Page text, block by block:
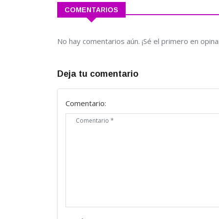
COMENTARIOS
No hay comentarios aún. ¡Sé el primero en
Deja tu comentario
Comentario: